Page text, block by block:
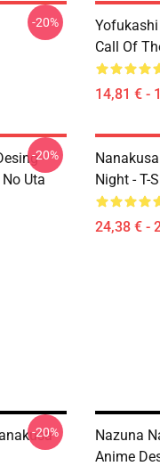
-20%
Call Of
14,81 € -
-
Uta
-20%
Night - T-
24,38 € -
-20%
Nazuna
Anime